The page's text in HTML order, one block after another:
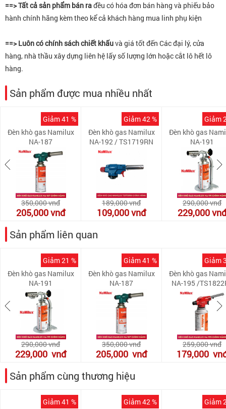
==> Tất cả sản phẩm bán rađều có hóa đơn bán hàng và phiếu bảo
hành chính hãng kèm theo kể cả khách hàng mua linh phụ kiện
==> Luôn có chính sách chiết khấuvà giá tốt đến Các đại lý, cửa
hàng, nhà thầu xây dựng liên hệ lấy số lượng lớn hoặc cắt lô hết lô
hàng.
Sản phẩm được mua nhiều nhất
Giảm 41 %
Đèn khò gas Namilux
NA-187
350,000vnđ
205,000vnđ
Giảm 42 %
Đèn khò gas Namilux
NA-192 / TS1719RN
189,000vnđ
109,000vnđ
Giảm
Đèn khò gas
NA-191
290,000vnđ
229,000
Sản phẩm liên quan
Giảm 21 %
Đèn khò gas Namilux
NA-191
290,000vnđ
229,000 vnđ
Giảm 41 %
Đèn khò gas Namilux
NA-187
350,000vnđ
205,000 vnđ
Giảm
Đèn khò gas
NA-195 /
259,000vnđ
179,000
Sản phẩm cùng thương hiệu
Giảm 41 %
Giảm 42 %
Giảm